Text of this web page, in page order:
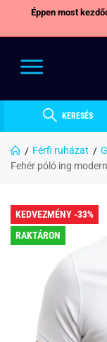
Éppen most
KERESÉS
Férfi ruházat
Fehér póló ing
KEDVEZMÉNY -33%
RAKTÁRON